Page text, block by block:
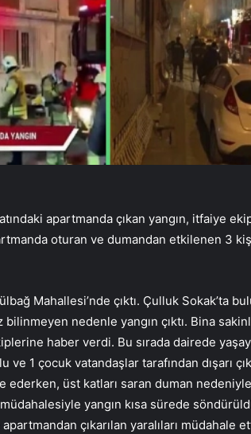
apartmanda çıkan yangın, itfaiye
oturan ve dumandan etkilenen 3
Mahallesi’nde çıktı. Çulluk Sokak’ta
nedenle yangın çıktı. Bina
haber verdi. Bu sırada dairede
1 çocuk vatandaşlar tarafından dışarı
ederken, üst katları saran duman
yangın kısa sürede
çıkarılan yaralıları müdahale